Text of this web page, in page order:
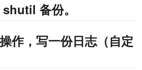
备份。
作，写一份日志（自定